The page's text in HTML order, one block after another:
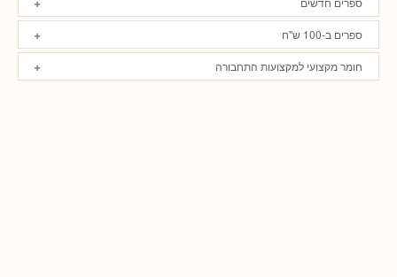
ספרים ב-100 ש"ח
חומר מקצועי למקצועות התחבורה